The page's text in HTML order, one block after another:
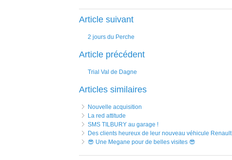
Article suivant
2 jours du Perche
Article précédent
Trial Val de Dagne
Articles similaires
Nouvelle acquisition
La red attitude
SMS TILBURY au garage !
Des clients heureux de leur nouveau véhicule Renault
😎 Une Megane pour de belles visites 😎